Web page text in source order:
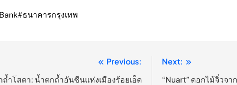
#ธนาคารกรุงเทพ
Previous:
ถ้ำโสดา: น้ำตกถ้ำอันซีนแห่งเมืองร้อยเอ็ด
Next:
“Nuart” ดอกไม้จิ๋วจ